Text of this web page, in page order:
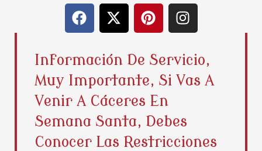
F
a
e
b
o
o
X
-
w
i
t
t
r
P
i
t
e
r
e
s
t
I
n
t
a
g
m
Información De Servicio,
Muy Importante, Si Vas A
Venir A Cáceres En
Semana Santa, Debes
Conocer Las Restricciones